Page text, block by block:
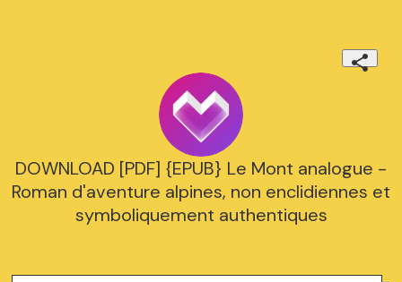
DOWNLOAD [PDF] {EPUB} Le Mont analogue -
Roman d'aventure alpines, non enclidiennes et
symboliquement authentiques